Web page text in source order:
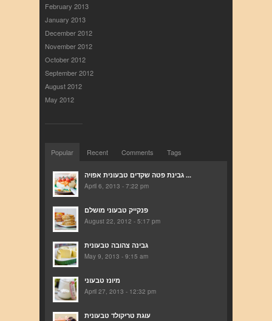
February 2013
January 2013
December 2012
November 2012
October 2012
September 2012
August 2012
May 2012
Popular Recent Comments Tags
גבינת פטה שקדים טבעונית אפויה ...
April 6, 2013 - 7:22 pm
פנקייק טבעוני מושלם
August 22, 2012 - 5:17 pm
גבינה צהובה טבעונית
May 9, 2013 - 9:15 am
מיונז טבעוני
April 27, 2013 - 12:32 pm
עוגת טריקולד טבעונית